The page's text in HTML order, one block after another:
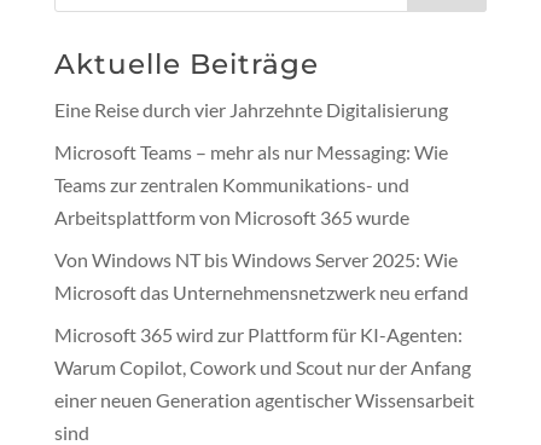
Aktuelle Beiträge
Eine Reise durch vier Jahrzehnte Digitalisierung
Microsoft Teams – mehr als nur Messaging: Wie
Teams zur zentralen Kommunikations- und
Arbeitsplattform von Microsoft 365 wurde
Von Windows NT bis Windows Server 2025: Wie
Microsoft das Unternehmensnetzwerk neu erfand
Microsoft 365 wird zur Plattform für KI-Agenten:
Warum Copilot, Cowork und Scout nur der Anfang
einer neuen Generation agentischer Wissensarbeit
sind